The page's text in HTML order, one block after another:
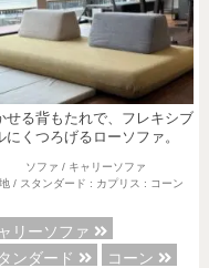
せる背もたれで、フレキシブ
にくつろげるローソファ。
ソファ / キャリーソファ
/ スタンダード : カプリス : コーン
リーソファ
ンダード
コーン